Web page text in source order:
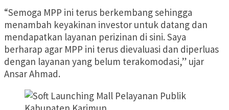
“Semoga MPP ini terus berkembang sehingga
menambah keyakinan investor untuk datang dan
mendapatkan layanan perizinan di sini. Saya
berharap agar MPP ini terus dievaluasi dan diperluas
dengan layanan yang belum terakomodasi,” ujar
Ansar Ahmad.